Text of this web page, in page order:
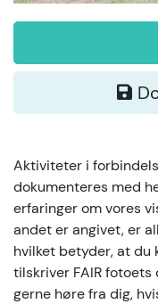
Aktiviteter i
dokumenteres med
erfaringer om vores
andet er angivet, er
hvilket betyder, at du
tilskriver FAIR
gerne høre fra dig,